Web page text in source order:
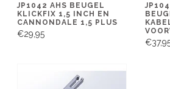
JP1042 AHS BEUGEL
KLICKFIX 1,5 INCH EN
CANNONDALE 1,5 PLUS
€29,95